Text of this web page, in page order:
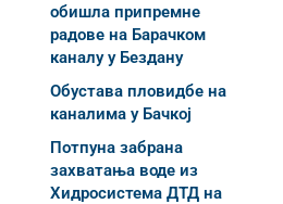
обишла припремне
радове на Барачком
каналу у Бездану
Обустава пловидбе на
каналима у Бачкој
Потпуна забрана
захватања воде из
Хидросистема ДТД на